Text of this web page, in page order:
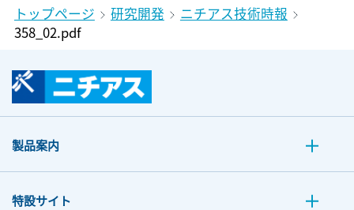
トップページ 研究開発
ニチアス技術時報
358_02.pdf
製品案内
特設サイト